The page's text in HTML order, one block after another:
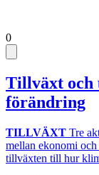
0
Tillväxt och
förändring
TILLVÄXT Tre
mellan ekonomi
tillväxten till hur